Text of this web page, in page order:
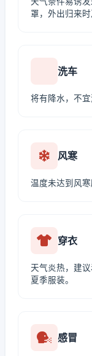
罩，外出归来时
洗车
将有降水，不宜
风寒
温度未达到风
穿衣
天气炎热，建
夏季服装。
感冒